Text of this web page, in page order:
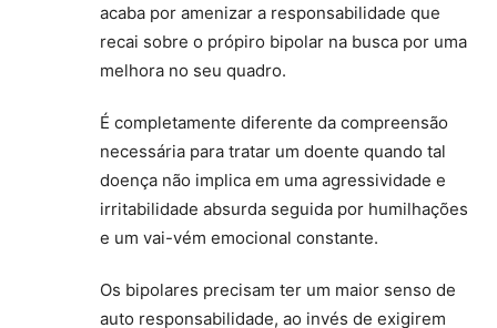
acaba por amenizar a responsabilidade que
recai sobre o própiro bipolar na busca por uma
melhora no seu quadro.
É completamente diferente da compreensão
necessária para tratar um doente quando tal
doença não implica em uma agressividade e
irritabilidade absurda seguida por humilhações
e um vai-vém emocional constante.
Os bipolares precisam ter um maior senso de
auto responsabilidade, ao invés de exigirem